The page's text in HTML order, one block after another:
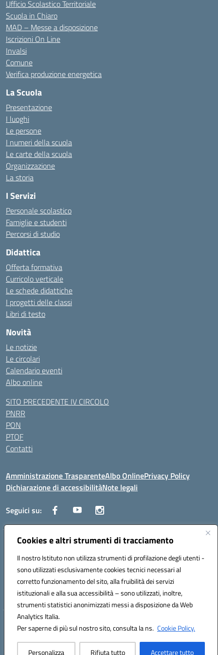
Cookies e altri strumenti di tracciamento
Il nostro Istituto non utilizza strumenti di profilazione degli utenti -
sono utilizzati esclusivamente cookies tecnici necessari al
corretto funzionamento del sito, alla fruibilità dei servizi
istituzionali e alla sua accessibilità – sono utilizzati, inoltre,
strumenti statistici anonimizzati messi a disposizione da Web
Analytics Italia.
Per saperne di più sul nostro sito, consulta la ns. Cookie Policy.
Personalizza Rifiuta tutto Accettare tutto
Ufficio Scolastico Territoriale
Scuola in Chiaro
MAD – Messe a disposizione
Iscrizioni On Line
Invalsi
Comune
Verifica produzione energetica
La Scuola
Presentazione
I luoghi
Le persone
I numeri della scuola
Le carte della scuola
Organizzazione
La storia
I Servizi
Personale scolastico
Famiglie e studenti
Percorsi di studio
Didattica
Offerta formativa
Curricolo verticale
Le schede didattiche
I progetti delle classi
Libri di testo
Novità
Le notizie
Le circolari
Calendario eventi
Albo online
SITO PRECEDENTE IV CIRCOLO
PNRR
PON
PTOF
Contatti
Amministrazione TrasparenteAlbo OnlinePrivacy Policy
Dichiarazione di accessibilitàNote legali
Seguici su:
Traversa Fondo d'Orto n.19B - Cap 80053 - Castellammare di Stabia
(NA) - Tel. 0818701043 - Mail: naic847006@istruzione.it - PEC:
Codice meccanografico: NAIC847006 - Codice iPA: istsc_naic847006 -
C.F. 82009060631 - Codice univoco fatturazione elettronica (CUF):
UFUAUC
Hosting & Powered by 3D Solution S.r.l.
Concept & Design by Designers Italia